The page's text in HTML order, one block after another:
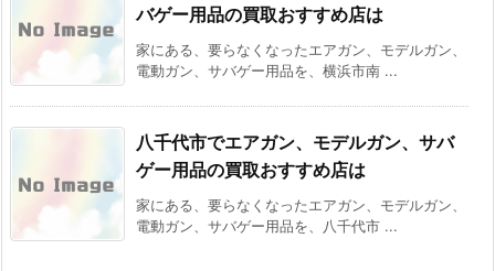
バゲー用品の買取おすすめ店は
家にある、要らなくなったエアガン、モデルガン、
電動ガン、サバゲー用品を、横浜市南 ...
八千代市でエアガン、モデルガン、サバ
ゲー用品の買取おすすめ店は
家にある、要らなくなったエアガン、モデルガン、
電動ガン、サバゲー用品を、八千代市 ...